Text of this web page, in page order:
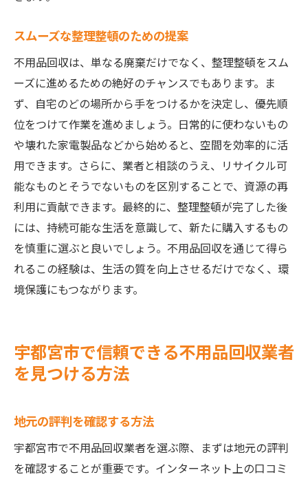
スムーズな整理整頓のための提案
不用品回収は、単なる廃棄だけでなく、整理整頓をスム
ーズに進めるための絶好のチャンスでもあります。ま
ず、自宅のどの場所から手をつけるかを決定し、優先順
位をつけて作業を進めましょう。日常的に使わないもの
や壊れた家電製品などから始めると、空間を効率的に活
用できます。さらに、業者と相談のうえ、リサイクル可
能なものとそうでないものを区別することで、資源の再
利用に貢献できます。最終的に、整理整頓が完了した後
には、持続可能な生活を意識して、新たに購入するもの
を慎重に選ぶと良いでしょう。不用品回収を通じて得ら
れるこの経験は、生活の質を向上させるだけでなく、環
境保護にもつながります。
宇都宮市で信頼できる不用品回収業者
を見つける方法
地元の評判を確認する方法
宇都宮市で不用品回収業者を選ぶ際、まずは地元の評判
を確認することが重要です。インターネット上の口コミ